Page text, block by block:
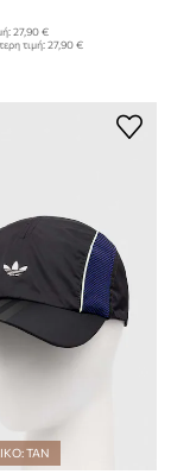
27,90 €
τιμή:27,90 €
TAN